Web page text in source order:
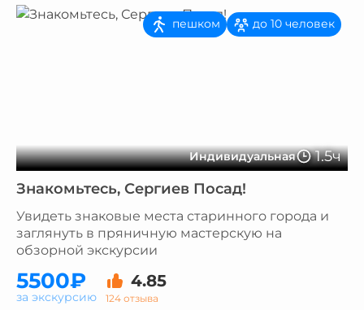
Индивидуальная 1.5ч
пешком до 10 человек
Знакомьтесь, Сергиев Посад!
Увидеть знаковые места старинного города и
заглянуть в пряничную мастерскую на
обзорной экскурсии
5500₽ 4.85
124 отзыва
за экскурсию